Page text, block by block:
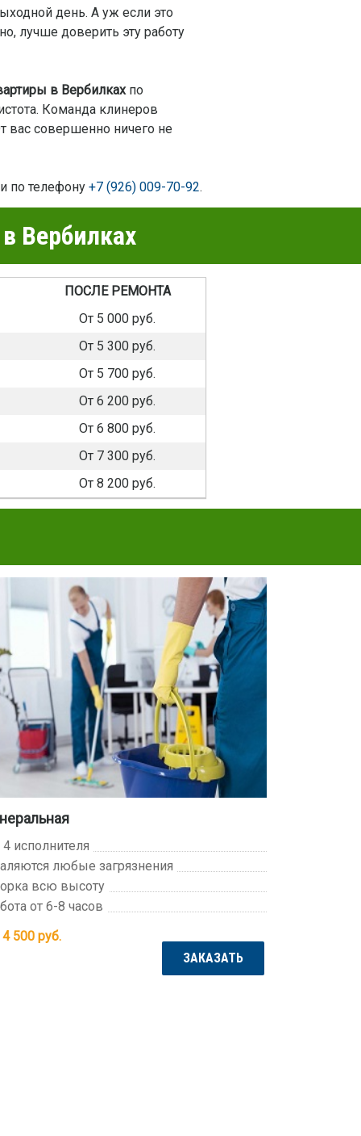
день. А уж если это
лучше доверить эту работу
в Вербилкахпо
Команда клинеров
вас совершенно ничего не
по телефону +7 (926) 009-70-92.
Вербилках
ПОСЛЕ РЕМОНТА
От 5 000 руб.
От 5 300 руб.
От 5 700 руб.
От 6 200 руб.
От 6 800 руб.
От 7 300 руб.
От 8 200 руб.
исполнителя
любые загрязнения
всю высоту
от 6-8 часов
500руб.
ЗАКАЗАТЬ